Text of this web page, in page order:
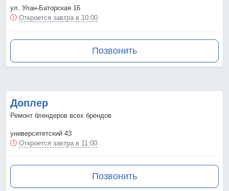
ул. Улан-Баторская 16
Откроется завтра в 10:00
Позвонить
Доплер
Ремонт блендеров всех брендов
университетский 43
Откроется завтра в 11:00
Позвонить